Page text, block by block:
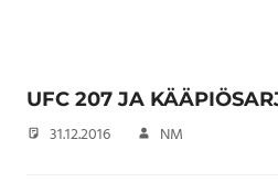
UFC 207 JA
31.12.2016 NM